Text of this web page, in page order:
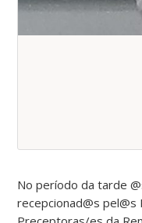
No período da tarde
recepcionad@s